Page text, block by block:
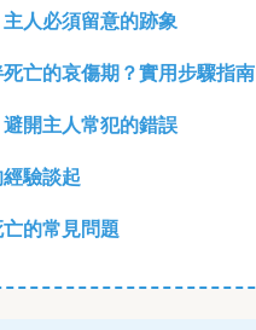
人必須留意的跡象
亡的哀傷期？實用步驟指南
開主人常犯的錯誤
驗談起
的常見問題